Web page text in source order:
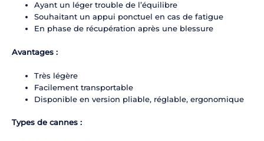
Ayant un léger trouble de l’équilibre
Souhaitant un appui ponctuel en cas de fatigue
En phase de récupération après une blessure
Avantages :
Très légère
Facilement transportable
Disponible en version pliable, réglable, ergonomique
Types de cannes :